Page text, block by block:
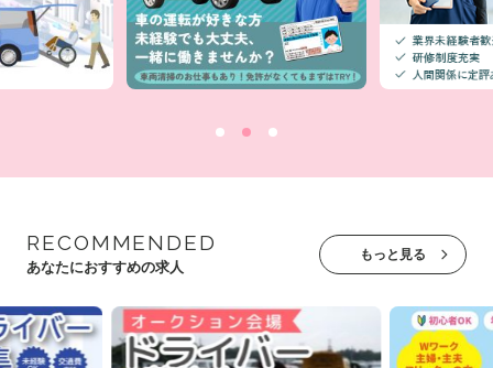
RECOMMENDED
あなたにおすすめの求人
もっと見る